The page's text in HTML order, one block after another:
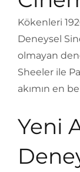
Kökenleri
Deneysel
olmayan
Sheeler ile
akımın en
Yeni